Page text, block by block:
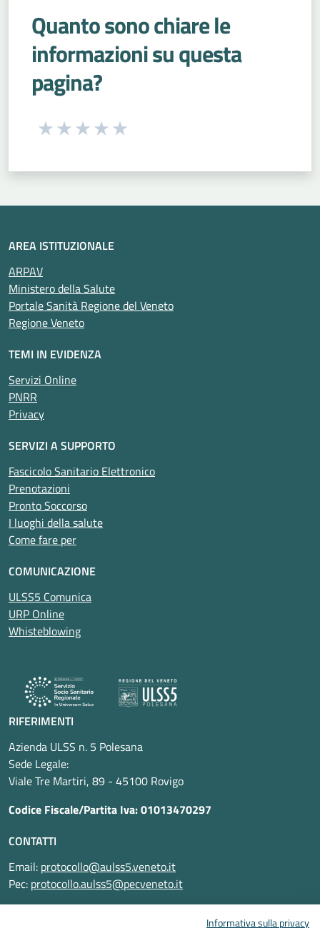
Quanto sono chiare le
informazioni su questa
pagina?
Seleziona una valutazione da 1 a 5 stelle
AREA ISTITUZIONALE
ARPAV
Ministero della Salute
Portale Sanità Regione del Veneto
Regione Veneto
TEMI IN EVIDENZA
Servizi Online
PNRR
Privacy
SERVIZI A SUPPORTO
Fascicolo Sanitario Elettronico
Prenotazioni
Pronto Soccorso
I luoghi della salute
Come fare per
COMUNICAZIONE
ULSS5 Comunica
URP Online
Whisteblowing
RIFERIMENTI
Azienda ULSS n. 5 Polesana
Sede Legale:
Viale Tre Martiri, 89 - 45100 Rovigo
Codice Fiscale/Partita Iva: 01013470297
CONTATTI
Email: protocollo@aulss5.veneto.it
Pec: protocollo.aulss5@pecveneto.it
Informativa sulla privacy